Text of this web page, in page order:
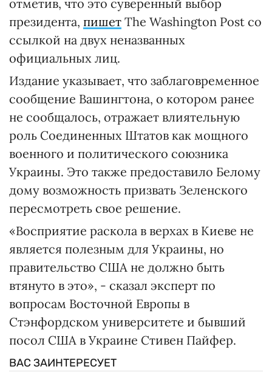
отметив, что это суверенный выбор
президента, пишет The Washington Post со
ссылкой на двух неназванных
официальных лиц.
Издание указывает, что заблаговременное
сообщение Вашингтона, о котором ранее
не сообщалось, отражает влиятельную
роль Соединенных Штатов как мощного
военного и политического союзника
Украины. Это также предоставило Белому
дому возможность призвать Зеленского
пересмотреть свое решение.
«Восприятие раскола в верхах в Киеве не
является полезным для Украины, но
правительство США не должно быть
втянуто в это», - сказал эксперт по
вопросам Восточной Европы в
Стэнфордском университете и бывший
посол США в Украине Стивен Пайфер.
ВАС ЗАИНТЕРЕСУЕТ